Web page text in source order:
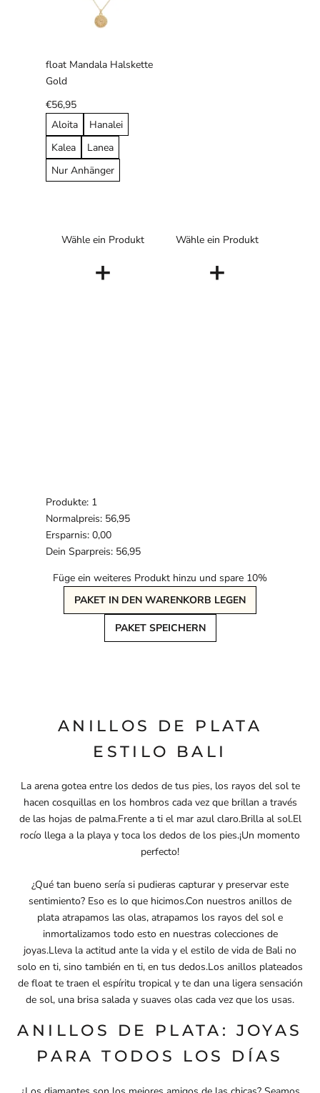
float Mandala Halskette
Gold
€56,95
Aloita
Hanalei
Kalea
Lanea
Nur Anhänger
Wähle ein Produkt
+
Wähle ein Produkt
+
Produkte: 1
Normalpreis: 56,95
Ersparnis: 0,00
Dein Sparpreis: 56,95
Füge ein weiteres Produkt hinzu und spare 10%
PAKET IN DEN WARENKORB LEGEN
PAKET SPEICHERN
ANILLOS DE PLATA
ESTILO BALI
La arena gotea entre los dedos de tus pies, los rayos del sol te
hacen cosquillas en los hombros cada vez que brillan a través
de las hojas de palma.Frente a ti el mar azul claro.Brilla al sol.El
rocío llega a la playa y toca los dedos de los pies.¡Un momento
perfecto!
¿Qué tan bueno sería si pudieras capturar y preservar este
sentimiento? Eso es lo que hicimos.Con nuestros anillos de
plata atrapamos las olas, atrapamos los rayos del sol e
inmortalizamos todo esto en nuestras colecciones de
joyas.Lleva la actitud ante la vida y el estilo de vida de Bali no
solo en ti, sino también en ti, en tus dedos.Los anillos plateados
de float te traen el espíritu tropical y te dan una ligera sensación
de sol, una brisa salada y suaves olas cada vez que los usas.
ANILLOS DE PLATA: JOYAS
PARA TODOS LOS DÍAS